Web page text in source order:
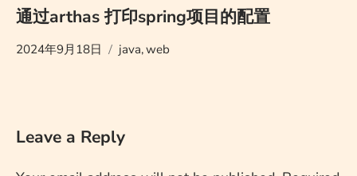
通过arthas 打印spring项目的配置
2024年9月18日 java,web
Leave a Reply